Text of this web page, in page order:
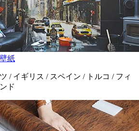
紙
/ イギリス / スペイン / トルコ / フィ
ド